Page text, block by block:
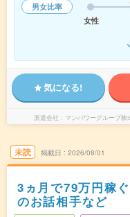
男女比率
女性
気になる!
派遣会社 マンパワーグループ
未読 掲載日 2026/08/01
3ヵ月で79万円稼
のお話相手など